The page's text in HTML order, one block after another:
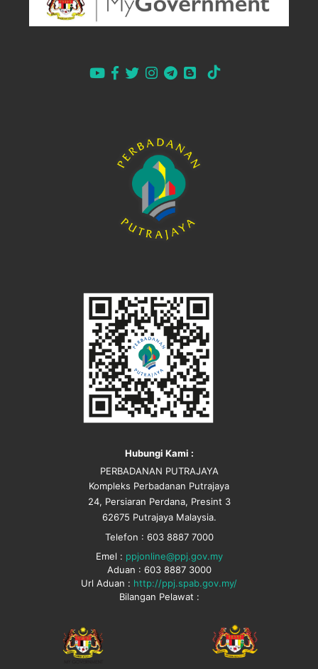
Hubungi Kami :
PERBADANAN PUTRAJAYA
Kompleks Perbadanan Putrajaya
24, Persiaran Perdana, Presint 3
62675 Putrajaya Malaysia.
Telefon : 603 8887 7000
Emel : ppjonline@ppj.gov.my
Aduan : 603 8887 3000
Url Aduan : http://ppj.spab.gov.my/
Bilangan Pelawat :